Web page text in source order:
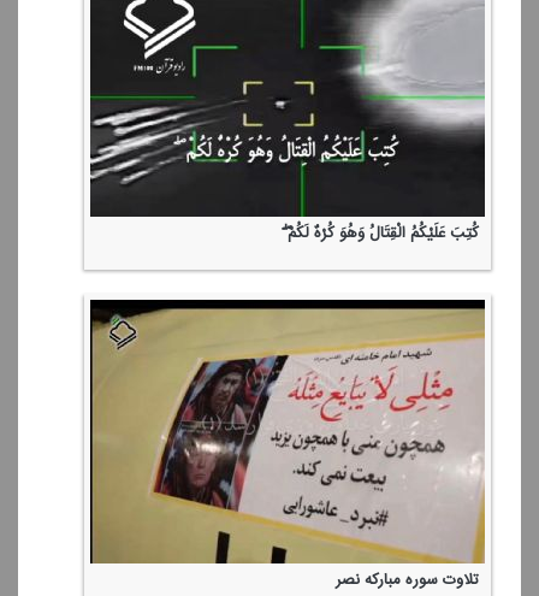
كُتِبَ عَلَیْكُمُ الْقِتَالُ وَهُوَ كُرْهٌ لَكُمْ ۖ
تلاوت سوره مباركه نصر